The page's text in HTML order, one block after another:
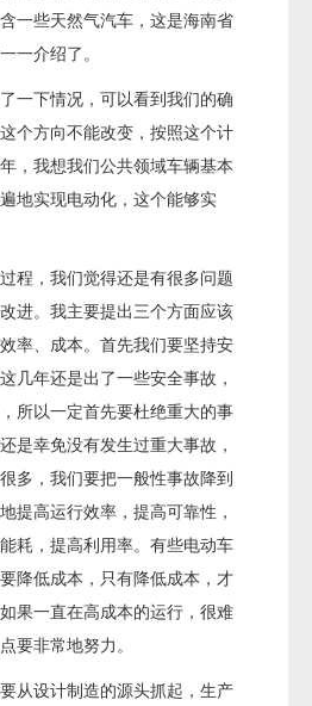
一些天然气汽车，这是海南省
一介绍了。
下情况，可以看到我们的确
个方向不能改变，按照这个计
，我想我们公共领域车辆基本
地实现电动化，这个能够实
，我们觉得还是有很多问题
进。我主要提出三个方面应该
率、成本。首先我们要坚持安
几年还是出了一些安全事故，
所以一定首先要杜绝重大的事
是幸免没有发生过重大事故，
多，我们要把一般性事故降到
提高运行效率，提高可靠性，
耗，提高利用率。有些电动车
降低成本，只有降低成本，才
果一直在高成本的运行，很难
要非常地努力。
设计制造的源头抓起，生产